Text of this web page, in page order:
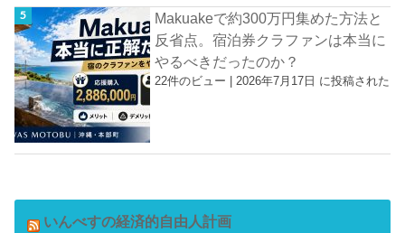
Makuakeで約300万円集めた方法と
反省点。宿泊券クラファンは本当に
やるべきだったのか？
22件のビュー |2026年7月17日 に投稿された
いんべすの経済的自由人計画